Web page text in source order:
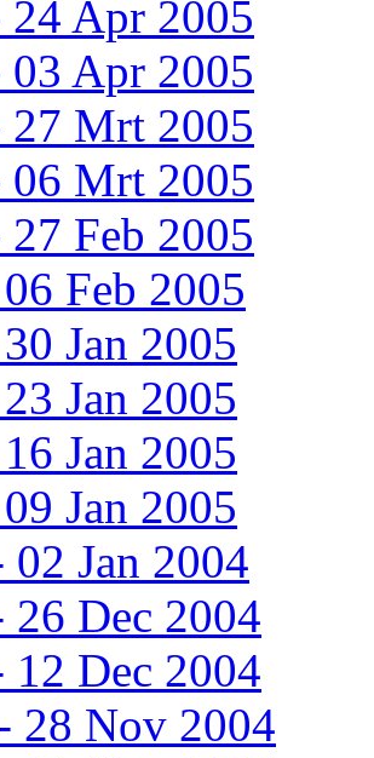
Apr 2005
Apr 2005
Mrt 2005
06 Mrt 2005
Feb 2005
Feb 2005
Jan 2005
Jan 2005
Jan 2005
Jan 2005
02 Jan 2004
26 Dec 2004
12 Dec 2004
28 Nov 2004